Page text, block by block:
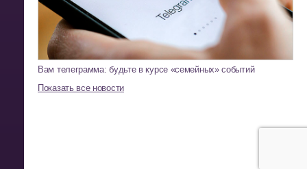
Вам телеграмма: будьте в курсе «семейных» событий
Показать все новости